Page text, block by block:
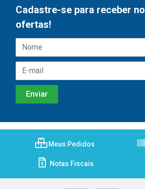
Cadastre-se para receber
ofertas!
Meus Pedidos
Notas Fiscais